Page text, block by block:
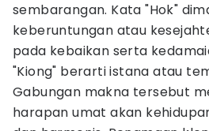
sembarangan. Kata "Hok"
keberuntungan atau
pada kebaikan serta
"Kiong" berarti istana atau
Gabungan makna tersebut
harapan umat akan